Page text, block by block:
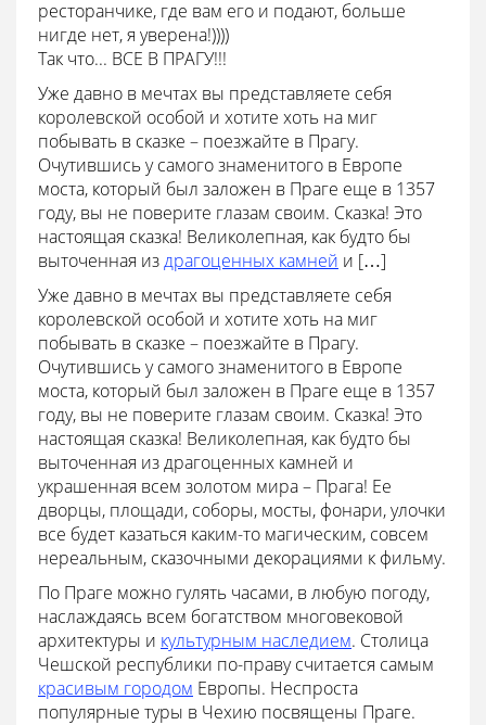
ресторанчике, где вам его и подают, больше
нигде нет, я уверена!))))
Так что... ВСЕ В ПРАГУ!!!
Уже давно в мечтах вы представляете себя
королевской особой и хотите хоть на миг
побывать в сказке – поезжайте в Прагу.
Очутившись у самого знаменитого в Европе
моста, который был заложен в Праге еще в 1357
году, вы не поверите глазам своим. Сказка! Это
настоящая сказка! Великолепная, как будто бы
выточенная издрагоценных камней и […]
Уже давно в мечтах вы представляете себя
королевской особой и хотите хоть на миг
побывать в сказке – поезжайте в Прагу.
Очутившись у самого знаменитого в Европе
моста, который был заложен в Праге еще в 1357
году, вы не поверите глазам своим. Сказка! Это
настоящая сказка! Великолепная, как будто бы
выточенная из драгоценных камней и
украшенная всем золотом мира – Прага! Ее
дворцы, площади, соборы, мосты, фонари, улочки
все будет казаться каким-то магическим, совсем
нереальным, сказочными декорациями к фильму.
По Праге можно гулять часами, в любую погоду,
наслаждаясь всем богатством многовековой
архитектуры и культурным наследием. Столица
Чешской республики по-праву считается самым
красивым городом Европы. Неспроста
популярные туры в Чехию посвящены Праге.